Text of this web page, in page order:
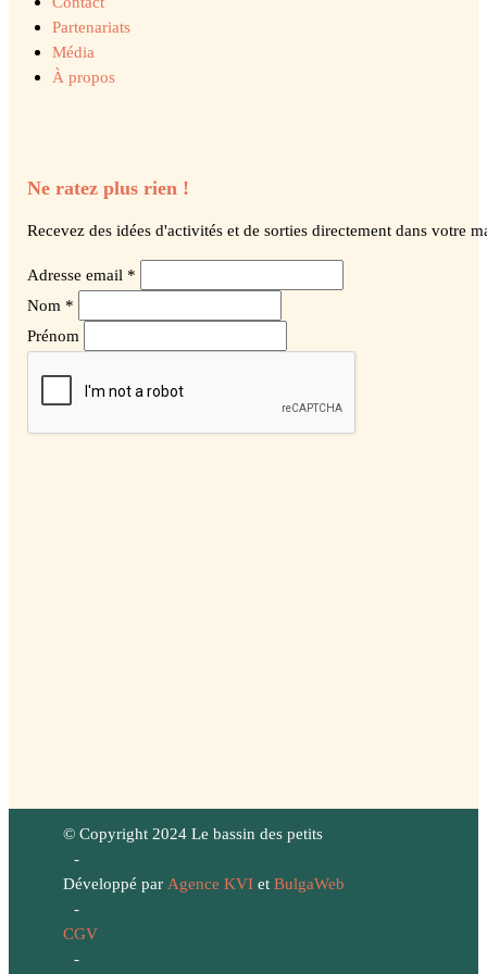
Partenariats
Média
À propos
Ne ratez plus rien !
Recevez des idées d'activités et de sorties directement dans votre
Adresse email *
Nom *
Prénom
© Copyright 2024 Le bassin des petits
-
Développé par Agence KVIet BulgaWeb
-
CGV
-